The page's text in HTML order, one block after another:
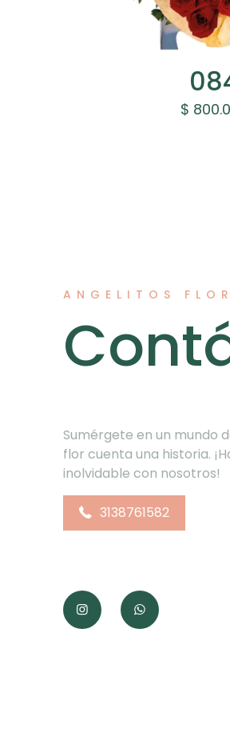
$
ANGELITOS
Sumérgete en un mundo
flor cuenta una historia.
inolvidable con nosotros!
3138761582